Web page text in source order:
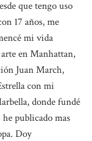
que tengo uso
17 años, me
mi vida
en Manhattan,
Juan March,
con mi
donde fundé
publicado mas
Doy